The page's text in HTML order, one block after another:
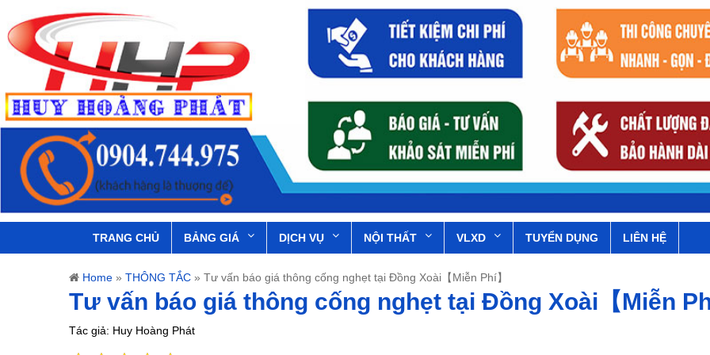
TRANG CHỦ BẢNG GIÁ DỊCH VỤ NỘI THẤT VLXD TUYỂN DỤNG LIÊN HỆ
Home » THÔNG TẮC » Tư vấn báo giá thông cống nghẹt tại Đồng Xoài【Miễn Phí】
Tư vấn báo giá thông cống nghẹt tại Đồng Xoài【Miễn
Tác giả: Huy Hoàng Phát